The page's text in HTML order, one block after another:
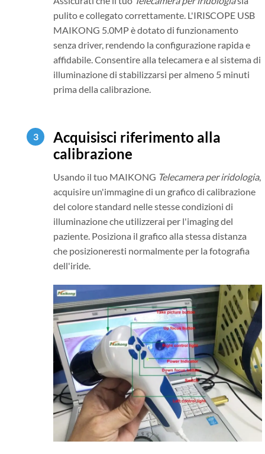
pulito e collegato correttamente. L'IRISCOPE USB
MAIKONG 5.0MP è dotato di funzionamento
senza driver, rendendo la configurazione rapida e
affidabile. Consentire alla telecamera e al sistema di
illuminazione di stabilizzarsi per almeno 5 minuti
prima della calibrazione.
Acquisisci riferimento alla
calibrazione
Usando il tuo MAIKONG Telecamera per iridologia,
acquisire un'immagine di un grafico di calibrazione
del colore standard nelle stesse condizioni di
illuminazione che utilizzerai per l'imaging del
paziente. Posiziona il grafico alla stessa distanza
che posizioneresti normalmente per la fotografia
dell'iride.